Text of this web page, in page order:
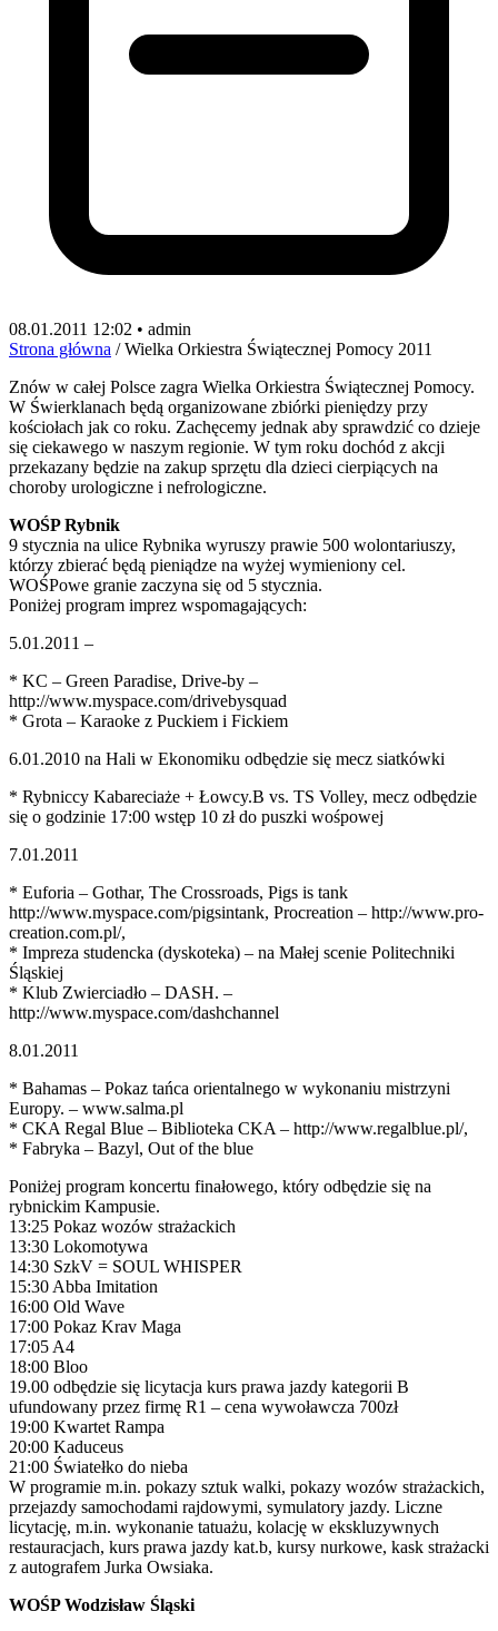
08.01.2011 12:02 • admin
Strona główna / Wielka Orkiestra Świątecznej Pomocy 2011
Znów w całej Polsce zagra Wielka Orkiestra Świątecznej Pomocy.
W Świerklanach będą organizowane zbiórki pieniędzy przy
kościołach jak co roku. Zachęcemy jednak aby sprawdzić co dzieje
się ciekawego w naszym regionie. W tym roku dochód z akcji
przekazany będzie na zakup sprzętu dla dzieci cierpiących na
choroby urologiczne i nefrologiczne.
WOŚP Rybnik
9 stycznia na ulice Rybnika wyruszy prawie 500 wolontariuszy,
którzy zbierać będą pieniądze na wyżej wymieniony cel.
WOŚPowe granie zaczyna się od 5 stycznia.
Poniżej program imprez wspomagających:
5.01.2011 –
* KC – Green Paradise, Drive-by –
http://www.myspace.com/drivebysquad
* Grota – Karaoke z Puckiem i Fickiem
6.01.2010 na Hali w Ekonomiku odbędzie się mecz siatkówki
* Rybniccy Kabareciaże + Łowcy.B vs. TS Volley, mecz odbędzie
się o godzinie 17:00 wstęp 10 zł do puszki wośpowej
7.01.2011
* Euforia – Gothar, The Crossroads, Pigs is tank
http://www.myspace.com/pigsintank, Procreation – http://www.pro-
creation.com.pl/,
* Impreza studencka (dyskoteka) – na Małej scenie Politechniki
Śląskiej
* Klub Zwierciadło – DASH. –
http://www.myspace.com/dashchannel
8.01.2011
* Bahamas – Pokaz tańca orientalnego w wykonaniu mistrzyni
Europy. – www.salma.pl
* CKA Regal Blue – Biblioteka CKA – http://www.regalblue.pl/,
* Fabryka – Bazyl, Out of the blue
Poniżej program koncertu finałowego, który odbędzie się na
rybnickim Kampusie.
13:25 Pokaz wozów strażackich
13:30 Lokomotywa
14:30 SzkV = SOUL WHISPER
15:30 Abba Imitation
16:00 Old Wave
17:00 Pokaz Krav Maga
17:05 A4
18:00 Bloo
19.00 odbędzie się licytacja kurs prawa jazdy kategorii B
ufundowany przez firmę R1 – cena wywoławcza 700zł
19:00 Kwartet Rampa
20:00 Kaduceus
21:00 Światełko do nieba
W programie m.in. pokazy sztuk walki, pokazy wozów strażackich,
przejazdy samochodami rajdowymi, symulatory jazdy. Liczne
licytację, m.in. wykonanie tatuażu, kolację w ekskluzywnych
restauracjach, kurs prawa jazdy kat.b, kursy nurkowe, kask strażacki
z autografem Jurka Owsiaka.
WOŚP Wodzisław Śląski